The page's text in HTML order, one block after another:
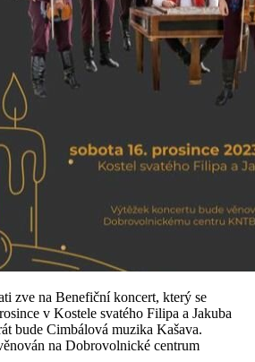
zve na Benefiční koncert, který se
v Kostele svatého Filipa a Jakuba
bude Cimbálová muzika Kašava.
na Dobrovolnické centrum